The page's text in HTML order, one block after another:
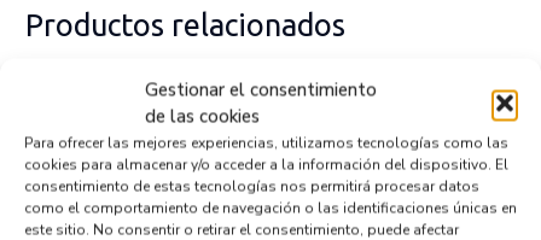
Gestionar el consentimiento
de las cookies
Para ofrecer las mejores experiencias, utilizamos tecnologías como las
cookies para almacenar y/o acceder a la información del dispositivo. El
consentimiento de estas tecnologías nos permitirá procesar datos
como el comportamiento de navegación o las identificaciones únicas en
este sitio. No consentir o retirar el consentimiento, puede afectar
Productos relacionados
TERMOSTATO 349978624
Recambios » OTROS...MODELOS
Referencia ID: 147080
Referencia OEM: 349978624
17,95€ (IVA no incluído)